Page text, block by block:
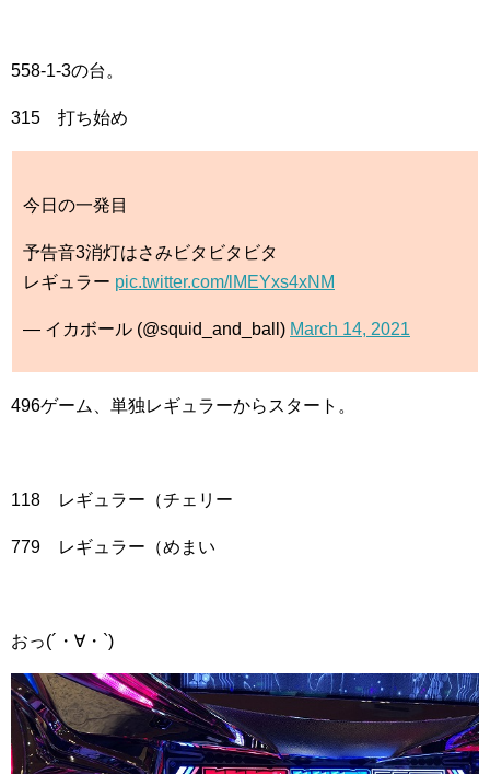
558-1-3の台。
315 打ち始め
今日の一発目
予告音3消灯はさみビタビタビタ
レギュラー pic.twitter.com/lMEYxs4xNM
— イカボール (@squid_and_ball) March 14, 2021
496ゲーム、単独レギュラーからスタート。
118 レギュラー（チェリー
779 レギュラー（めまい
おっ(´・∀・`)